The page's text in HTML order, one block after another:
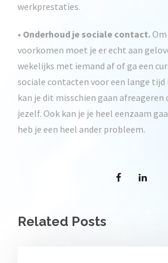
werkprestaties.
• Onderhoud je sociale contact.
voorkomen moet je er echt aan
wekelijks met iemand af of ga een
sociale contacten voor een lange
kan je dit misschien gaan
jezelf. Ook kan je je heel eenzaam
heb je een heel ander probleem.
Related Posts